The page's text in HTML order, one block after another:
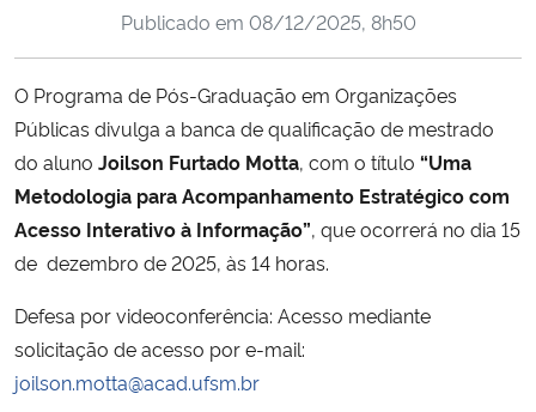
Ministério da Cidadania
Ministério de Minas e Energia
Ministério da Ciência, Tecnologia, Inovações e Comunicações
Ministério do Meio Ambiente
Ministério do Desenvolvimento Regional
Publicado em 08/12/2025, 8h50
O Programa de Pós-Graduação em Organizações
Públicas divulga a banca de qualificação de mestrado
do aluno Joilson Furtado Motta, com o título “Uma
Metodologia para Acompanhamento Estratégico com
Acesso Interativo à Informação”, que ocorrerá no dia 15
de dezembro de 2025, às 14 horas.
Defesa por videoconferência: Acesso mediante
solicitação de acesso por e-mail:
joilson.motta@acad.ufsm.br